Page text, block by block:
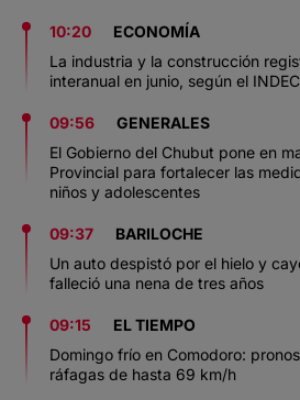
10:20
ECONOMÍA
La industria y la construcción
interanual en junio, según el INDEC
09:56
GENERALES
El Gobierno del Chubut pone en
Provincial para fortalecer las
niños y adolescentes
09:37
BARILOCHE
Un auto despistó por el hielo y
falleció una nena de tres años
09:15
EL TIEMPO
Domingo frío en Comodoro:
ráfagas de hasta 69 km/h